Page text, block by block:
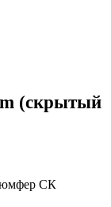
(скрытый
СК